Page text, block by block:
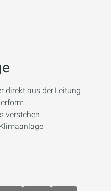
direkt aus der Leitung
verstehen